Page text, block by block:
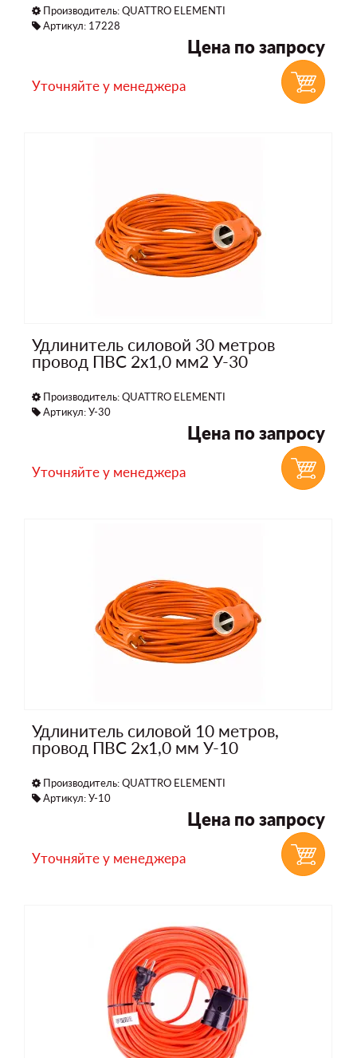
Производитель:QUATTRO ELEMENTI
Артикул: 17228
Цена по запросу
Уточняйте у менеджера
Удлинитель силовой 30 метров
провод ПВС 2х1,0 мм2 У-30
Производитель:QUATTRO ELEMENTI
Артикул: У-30
Цена по запросу
Уточняйте у менеджера
Удлинитель силовой 10 метров,
провод ПВС 2х1,0 мм У-10
Производитель:QUATTRO ELEMENTI
Артикул: У-10
Цена по запросу
Уточняйте у менеджера